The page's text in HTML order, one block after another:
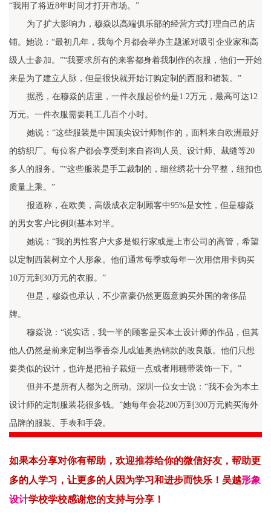
“我用了将近8年时间才打开市场。”
为了扩大影响力，穆焱以高端俱乐部的经营方式打理自己的店
铺。她说：“最初几年，我每个月都会举办主题派对吸引企业家和高
级人士参加。”“我要求所有的来客都身着我制作的衣服，他们一开始
来是为了建立人脉，但是很快就开始订购定制的西服和裙装。”
据悉，在穆焱的店里，一件衣服起价约是1.2万元，最高可达12
万元。一件衣服需要耗工几百个小时。
她说：“这些服装是中国顶尖设计师制作的，面料来自欧洲最好
的纺织厂。每位客户都会享受到来自咨询人员、设计师、裁缝等20
多人的服务。”“这些服装是手工裁制的，细丝绣花十分平整，纽扣也
质量上乘。”
报道称，在欧美，高级成衣定制顾客中95%是女性，但是穆焱
的男女客户比例则基本对半。
她说：“我的男性客户大多是银行家或是上市公司的高管，希望
以定制西装树立个人形象。他们通常每季或每年一次用信用卡购买
10万元到30万元的衣服。”
但是，穆焱也承认，不少富豪仍然更愿意购买外国的奢侈品
牌。
穆焱说：“说实话，我一半的顾客是买本土设计师的作品，但其
他人仍然是前来定制当季香奈儿或迪奥热销款的改良版。他们只想
要类似的设计，也许是把袖子裁短一点或者用穗带装饰一下。”
但并不是所有人都为之所动。深圳一位女士说：“我不会为本土
设计师的定制服装花很多钱。”她每年会花200万到300万元购买海外
品牌的服装、手表和手袋。
如果本分享对你有帮助， 欢迎推荐给你的微信好友， 帮助更
多的人学习 ， 让更多的人因为学习和进步而快乐！吴越形象
设计学校学校感谢您的支持与分享！